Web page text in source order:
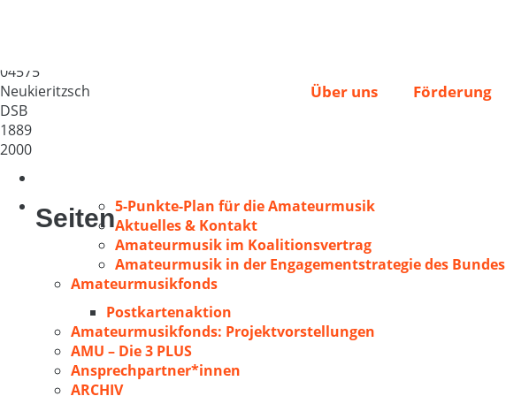
Über uns Förderung
04575
Neukieritzsch
DSB
1889
2000
Seiten5-Punkte-Plan für die Amateurmusik
Aktuelles & Kontakt
Amateurmusik im Koalitionsvertrag
Amateurmusik in der Engagementstrategie des Bundes
Amateurmusikfonds
Postkartenaktion
Amateurmusikfonds: Projektvorstellungen
AMU – Die 3 PLUS
Ansprechpartner*innen
ARCHIV